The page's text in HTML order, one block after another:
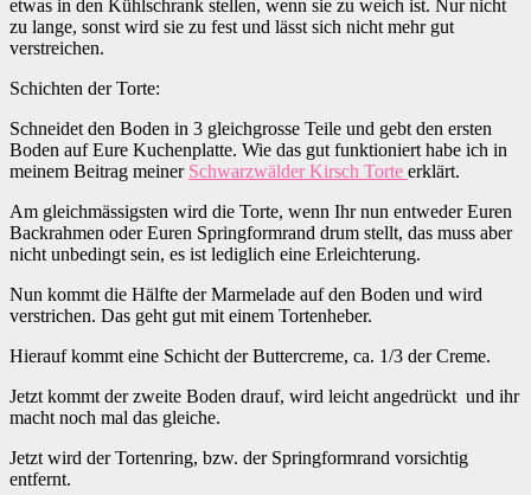
etwas in den Kühlschrank stellen, wenn sie zu weich ist. Nur nicht
zu lange, sonst wird sie zu fest und lässt sich nicht mehr gut
verstreichen.
Schichten der Torte:
Schneidet den Boden in 3 gleichgrosse Teile und gebt den ersten
Boden auf Eure Kuchenplatte. Wie das gut funktioniert habe ich in
meinem Beitrag meiner Schwarzwälder Kirsch Torte erklärt.
Am gleichmässigsten wird die Torte, wenn Ihr nun entweder Euren
Backrahmen oder Euren Springformrand drum stellt, das muss aber
nicht unbedingt sein, es ist lediglich eine Erleichterung.
Nun kommt die Hälfte der Marmelade auf den Boden und wird
verstrichen. Das geht gut mit einem Tortenheber.
Hierauf kommt eine Schicht der Buttercreme, ca. 1/3 der Creme.
Jetzt kommt der zweite Boden drauf, wird leicht angedrückt und ihr
macht noch mal das gleiche.
Jetzt wird der Tortenring, bzw. der Springformrand vorsichtig
entfernt.